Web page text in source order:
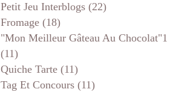
Petit Jeu Interblogs (22)
Fromage (18)
"mon Meilleur Gâteau Au Chocolat"1
(11)
Quiche Tarte (11)
Tag Et Concours (11)